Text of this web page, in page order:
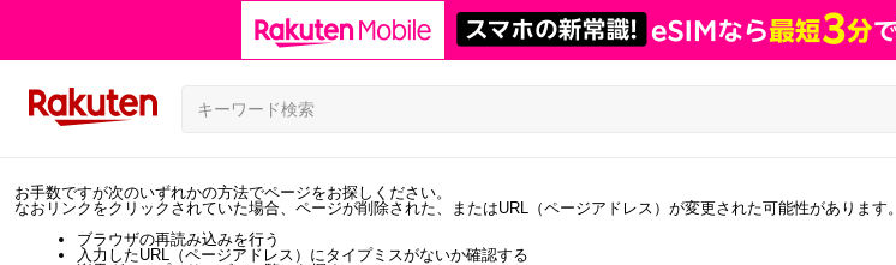
お手数ですが次のいずれかの方法でページをお探しください。
なおリンクをクリックされていた場合、ページが削除された、またはURL（ページアドレス）が変更された可能性があります。
ブラウザの再読み込みを行う
入力したURL（ページアドレス）にタイプミスがないか確認する